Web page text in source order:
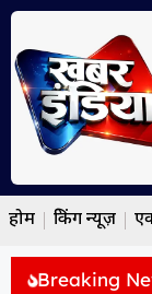
होम ब्रेकिंग न्यूज़
Breaking
स्कूल की बदली